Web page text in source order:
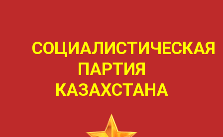
СОЦИАЛИСТИЧЕСКАЯ
ПАРТИЯ
КАЗАХСТАНА